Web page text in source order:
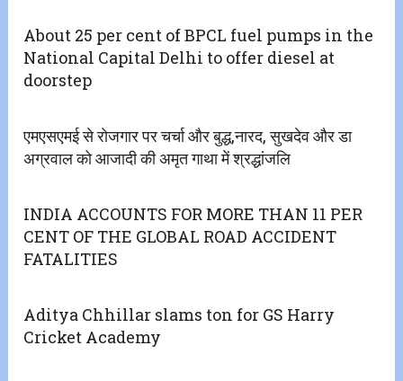
About 25 per cent of BPCL fuel pumps in the
National Capital Delhi to offer diesel at
doorstep
एमएसएमई से रोजगार पर चर्चा और बुद्ध,नारद, सुखदेव और डा
अग्रवाल को आजादी की‌ अमृत गाथा में श्रद्धांजलि
INDIA ACCOUNTS FOR MORE THAN 11 PER
CENT OF THE GLOBAL ROAD ACCIDENT
FATALITIES
Aditya Chhillar slams ton for GS Harry
Cricket Academy